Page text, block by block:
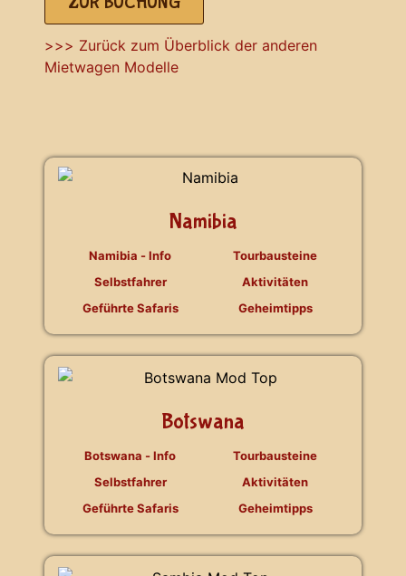
>>> Zurück zum Überblick der anderen
Mietwagen Modelle
Namibia
Namibia - Info
Selbstfahrer
Geführte Safaris
Tourbausteine
Aktivitäten
Geheimtipps
Botswana
Botswana - Info
Selbstfahrer
Geführte Safaris
Tourbausteine
Aktivitäten
Geheimtipps